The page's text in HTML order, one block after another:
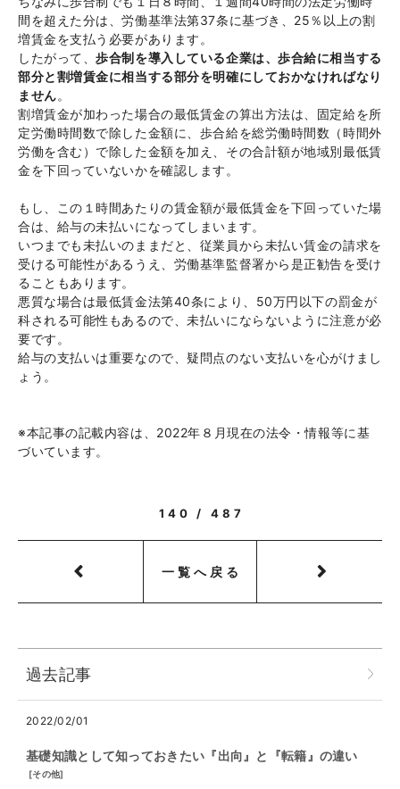
間を超えた分は、労働基準法第37条に基づき、25％以上の割
増賃金を支払う必要があります。
したがって、歩合制を導入している企業は、歩合給に相当する
部分と割増賃金に相当する部分を明確にしておかなければなり
ません。
割増賃金が加わった場合の最低賃金の算出方法は、固定給を所
定労働時間数で除した金額に、歩合給を総労働時間数（時間外
労働を含む）で除した金額を加え、その合計額が地域別最低賃
金を下回っていないかを確認します。
もし、この１時間あたりの賃金額が最低賃金を下回っていた場
合は、給与の未払いになってしまいます。
いつまでも未払いのままだと、従業員から未払い賃金の請求を
受ける可能性があるうえ、労働基準監督署から是正勧告を受け
ることもあります。
悪質な場合は最低賃金法第40条により、50万円以下の罰金が
科される可能性もあるので、未払いにならないように注意が必
要です。
給与の支払いは重要なので、疑問点のない支払いを心がけまし
ょう。
※本記事の記載内容は、2022年８月現在の法令・情報等に基
づいています。
140 / 487
一覧へ戻る
過去記事
2022/02/01
基礎知識として知っておきたい『出向』と『転籍』の違い
[その他]